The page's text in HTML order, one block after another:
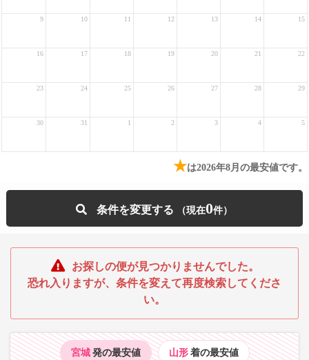
9 10 11 12 13 14 15
16 17 18 19 20 21 22
23 24 25 26 27 28 29
30 31 1 2 3 4 5
★は2026年8月の最安値です。
条件を変更する 0
お探しの便が見つかりませんでした。
恐れ入りますが、条件を変えて再度検索してくださ
い。
宮城 発の最安値 山形 着の最安値